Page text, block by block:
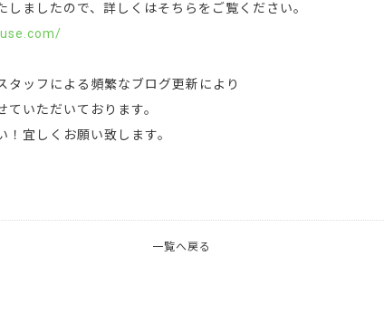
ましたので、詳しくはそちらをご覧ください。
タッフによる頻繁なブログ更新により
いただいております。
宜しくお願い致します。
一覧へ戻る